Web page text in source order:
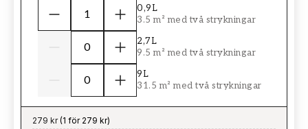
0,9L
3.5 m² med två strykningar
2,7L
9.5 m² med två strykningar
9L
31.5 m² med två strykningar
279 kr(1 för 279 kr)